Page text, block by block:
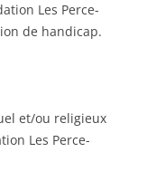
Les Perce-
de handicap.
et/ou religieux
Les Perce-